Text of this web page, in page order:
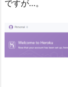
ですが…。